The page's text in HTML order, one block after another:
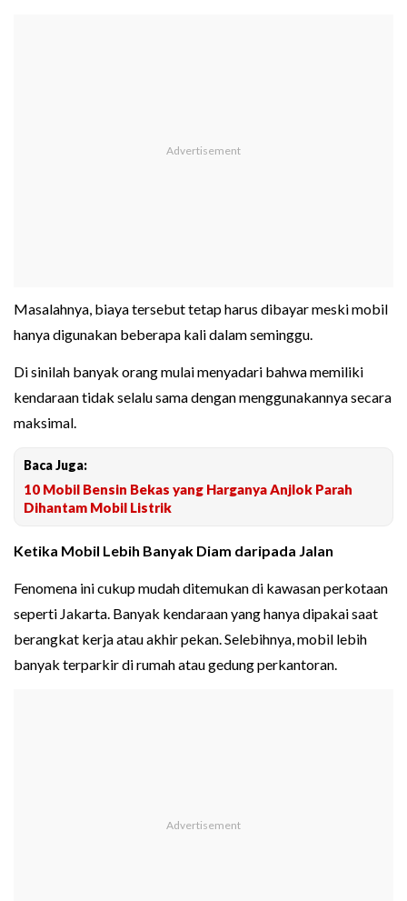
Masalahnya, biaya tersebut tetap harus dibayar meski mobil
hanya digunakan beberapa kali dalam seminggu.
Di sinilah banyak orang mulai menyadari bahwa memiliki
kendaraan tidak selalu sama dengan menggunakannya secara
maksimal.
Baca Juga:
10 Mobil Bensin Bekas yang Harganya Anjlok Parah
Dihantam Mobil Listrik
Ketika Mobil Lebih Banyak Diam daripada Jalan
Fenomena ini cukup mudah ditemukan di kawasan perkotaan
seperti Jakarta. Banyak kendaraan yang hanya dipakai saat
berangkat kerja atau akhir pekan. Selebihnya, mobil lebih
banyak terparkir di rumah atau gedung perkantoran.